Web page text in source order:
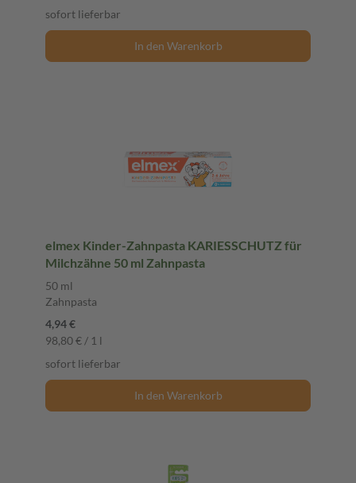
sofort lieferbar
In den Warenkorb
elmex Kinder-Zahnpasta KARIESSCHUTZ für
Milchzähne 50 ml Zahnpasta
50 ml
Zahnpasta
4,94 €
98,80 € / 1 l
sofort lieferbar
In den Warenkorb